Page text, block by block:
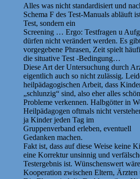
Alles was nicht standardisiert und
Schema F des Test-Manuals abläuft
Test, sondern ein
Screening … Ergo: Testfragen u
dürfen nicht verändert werden. Es
vorgegebene Phrasen, Zeit spielt
die situative Test -Bedingung…
Diese Art der Untersuchung durch
eigentlich auch so nicht zulässig.
heilpädagogischen Arbeit, dass
„schlunzig“ sind, also eher alles
Probleme verkennen. Halbgötter in
Heilpädagogen oftmals nicht
ja Kinder jeden Tag im
Gruppenverband erleben, eventuell
Gedanken machen.
Fakt ist, dass auf diese Weise keine
eine Korrektur unsinnig und
Testergebnis ist. Wünschenswert
Kooperation zwischen Eltern, Ärzten